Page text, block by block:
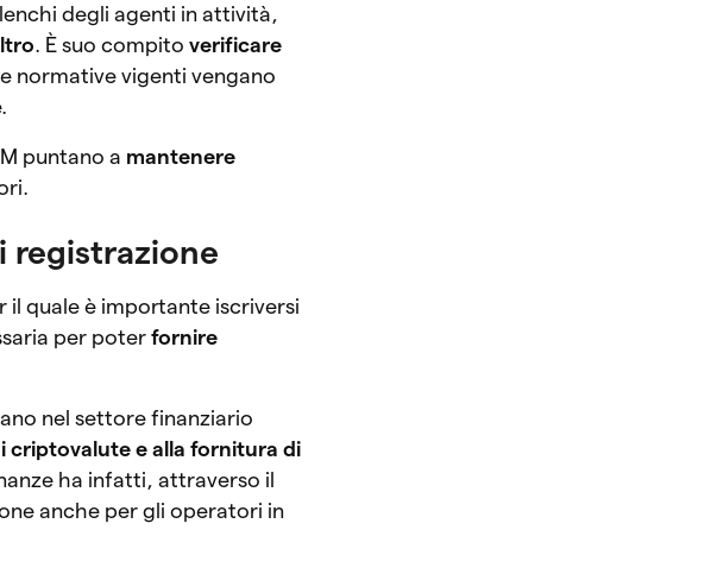
degli agenti in attività,
. È suo compitoverificare
normative vigenti vengano
puntano a mantenere
registrazione
quale è importante iscriversi
per poterfornire
nel settore finanziario
criptovalute e alla fornitura di
ha infatti, attraverso il
anche per gli operatori in